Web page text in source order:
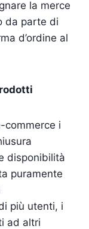
la merce
da parte di
d’ordine al
commerce i
disponibilità
puramente
più utenti, i
ad altri